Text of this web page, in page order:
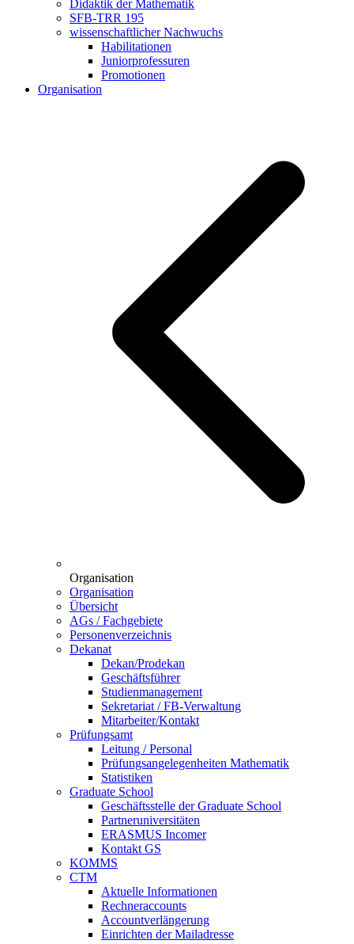
Didaktik der Mathematik
SFB-TRR 195
wissenschaftlicher Nachwuchs
Habilitationen
Juniorprofessuren
Promotionen
Organisation
Organisation
Organisation
Übersicht
AGs / Fachgebiete
Personenverzeichnis
Dekanat
Dekan/Prodekan
Geschäftsführer
Studienmanagement
Sekretariat / FB-Verwaltung
Mitarbeiter/Kontakt
Prüfungsamt
Leitung / Personal
Prüfungsangelegenheiten Mathematik
Statistiken
Graduate School
Geschäftsstelle der Graduate School
Partneruniversitäten
ERASMUS Incomer
Kontakt GS
KOMMS
CTM
Aktuelle Informationen
Rechneraccounts
Accountverlängerung
Einrichten der Mailadresse